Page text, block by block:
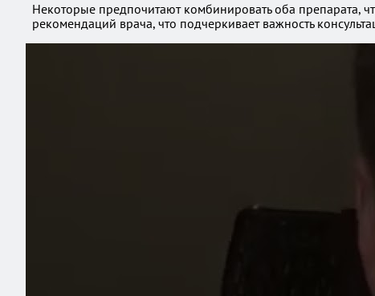
Некоторые предпочитают комбинировать оба препарата,
рекомендаций врача, что подчеркивает важность